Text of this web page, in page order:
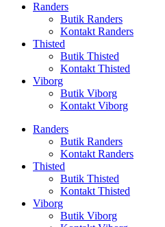
Randers
Butik Randers
Kontakt Randers
Thisted
Butik Thisted
Kontakt Thisted
Viborg
Butik Viborg
Kontakt Viborg
Randers
Butik Randers
Kontakt Randers
Thisted
Butik Thisted
Kontakt Thisted
Viborg
Butik Viborg